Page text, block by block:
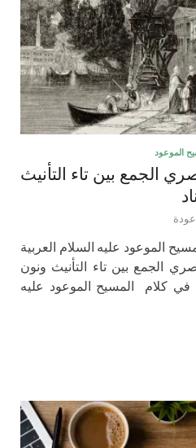
الموعود
الجمع بين تاء التأنيث
الموعود عليه السلام العربية
الجمع بين تاء التأنيث ونون
في كلام المسيح الموعود عليه